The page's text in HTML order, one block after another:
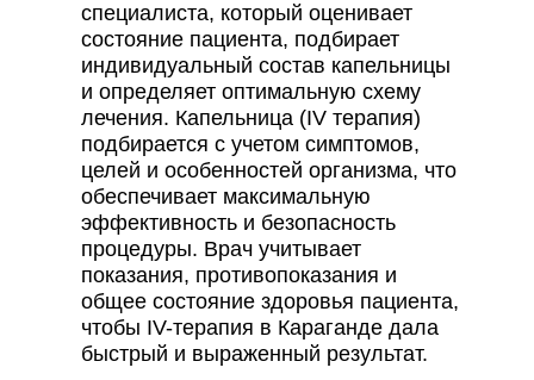
специалиста, который оценивает
состояние пациента, подбирает
индивидуальный состав капельницы
и определяет оптимальную схему
лечения. Капельница (IV терапия)
подбирается с учетом симптомов,
целей и особенностей организма, что
обеспечивает максимальную
эффективность и безопасность
процедуры. Врач учитывает
показания, противопоказания и
общее состояние здоровья пациента,
чтобы IV-терапия в Караганде дала
быстрый и выраженный результат.